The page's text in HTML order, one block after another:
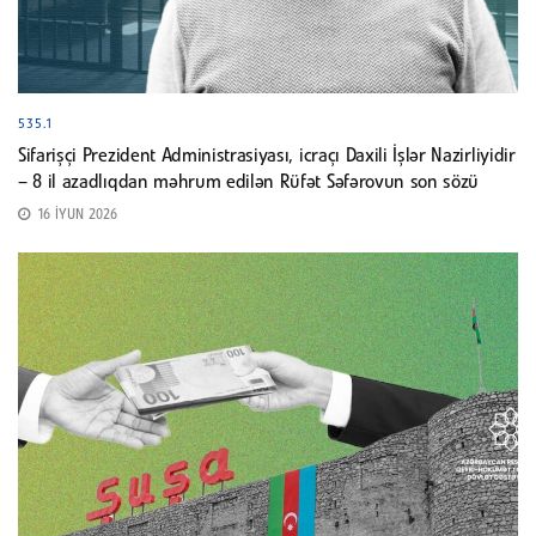
535.1
Sifarişçi Prezident Administrasiyası, icraçı Daxili İşlər Nazirliyidir
– 8 il azadlıqdan məhrum edilən Rüfət Səfərovun son sözü
16 İYUN 2026